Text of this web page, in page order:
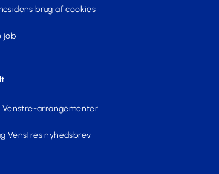
brug af cookies
job
Venstre-arrangementer
Venstres nyhedsbrev